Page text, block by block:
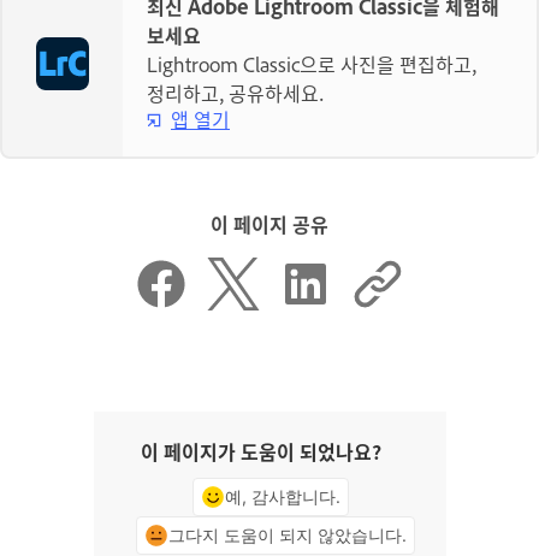
최신 Adobe Lightroom Classic을 체험해
보세요
Lightroom Classic으로 사진을 편집하고,
정리하고, 공유하세요.
앱 열기
이 페이지 공유
이 페이지가 도움이 되었나요?
예, 감사합니다.
그다지 도움이 되지 않았습니다.